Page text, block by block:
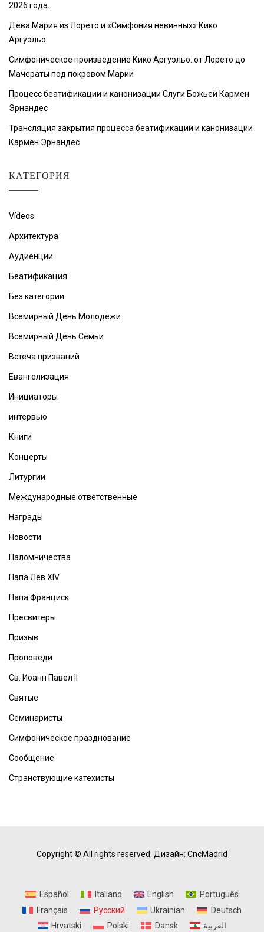
2026 года.
Дева Мария из Лорето и «Симфония невинных» Кико
Аргуэльо
Симфоническое произведение Кико Аргуэльо: от Лорето до
Мачераты под покровом Марии
Процесс беатификации и канонизации Слуги Божьей Кармен
Эрнандес
Трансляция закрытия процесса беатификации и канонизации
Кармен Эрнандес
КАТЕГОРИЯ
Vídeos
Архитектура
Аудиенции
Беатификация
Без категории
Всемирный День Молодёжи
Всемирный День Семьи
Встеча призваний
Евангелизация
Инициаторы
интервью
Книги
Концерты
Литургии
Международные ответственные
Награды
Новости
Паломничества
Папа Лев XIV
Папа Франциск
Пресвитеры
Призыв
Проповеди
Св. Иоанн Павел II
Святые
Семинаристы
Симфоническое празднование
Сообщение
Странствующие катехисты
Copyright © All rights reserved. Дизайн: CncMadrid
Español Italiano English
Português
Français
Русский Ukrainian
Deutsch
Hrvatski
Polski Dansk العربية